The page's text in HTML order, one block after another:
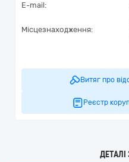
E-mail:
Місцезнаходження:
Витяг про
Реєстр
ДЕТАЛІ